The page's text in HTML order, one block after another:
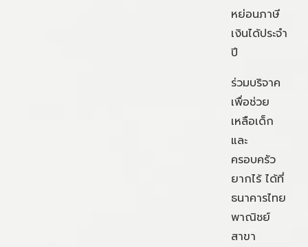
หย่อนภาษี
เงินได้ประจำ
ปี
ร่วมบริจาค
เพื่อช่วย
เหลือเด็ก
และ
ครอบครัว
ยากไร้ ได้ที่
ธนาคารไทย
พาณิชย์
สาขา